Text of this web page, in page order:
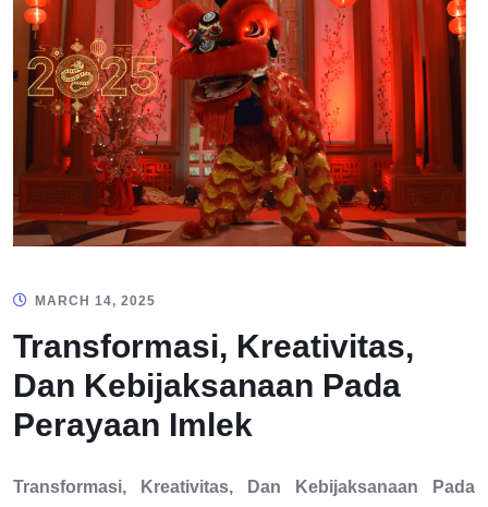
MARCH 14, 2025
Transformasi, Kreativitas,
Dan Kebijaksanaan Pada
Perayaan Imlek
Transformasi, Kreativitas, Dan Kebijaksanaan Pada